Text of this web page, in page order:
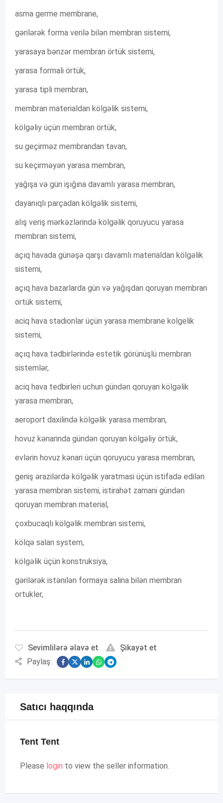
asma germe membrane,
gərilərək forma verilə bilən membran sistemi,
yarasaya bənzər membran örtük sistemi,
yarasa formali örtük,
yarasa tipli membran,
membran materialdan kölgəlik sistemi,
kölgəliy üçün membran örtük,
su geçirməz membrandan tavan,
su keçirməyən yarasa membran,
yağışa və gün işığına davamlı yarasa membran,
dayanıqlı parçadan kölgəlik sistemi,
alış veriş mərkəzlərində kölgəlik qoruyucu yarasa
membran sistemi,
açıq havada günəşə qarşı davamlı materialdan kölgəlik
sistemi,
açıq hava bazarlarda gün və yağışdan qoruyan membran
örtük sistemi,
aciq hava stadionlar üçün yarasa membrane kolgelik
sistemi,
açıq hava tədbirlərində estetik görünüşlü membran
sistemlər,
aciq hava tedbirleri uchun gündən qoruyan kölgəlik
yarasa membran,
aeroport daxilində kölgəlik yarasa membran,
hovuz kənarinda gündən qoruyan kölgəliy örtük,
evlərin hovuz kənari üçün qoruyucu yarasa membran,
geniş ərazilərdə kölgəlik yaratmasi üçün istifadə edilən
yarasa membran sistemi, istirahət zamani gündən
qoruyan membran material,
çoxbucaqlı kölgəlik membran sistemi,
kölqə salan system,
kölgəlik üçün konstruksiya,
gərilərək istənilən formaya salina bilən membran
ortukler,
Sevimlilərə əlavə et
Şikayət et
Paylaş:
Satıcı haqqında
Tent Tent
Please login to view the seller information.